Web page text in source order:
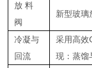
放 料
阀
新型玻璃
冷凝与
回流
采用高效
现：蒸馏